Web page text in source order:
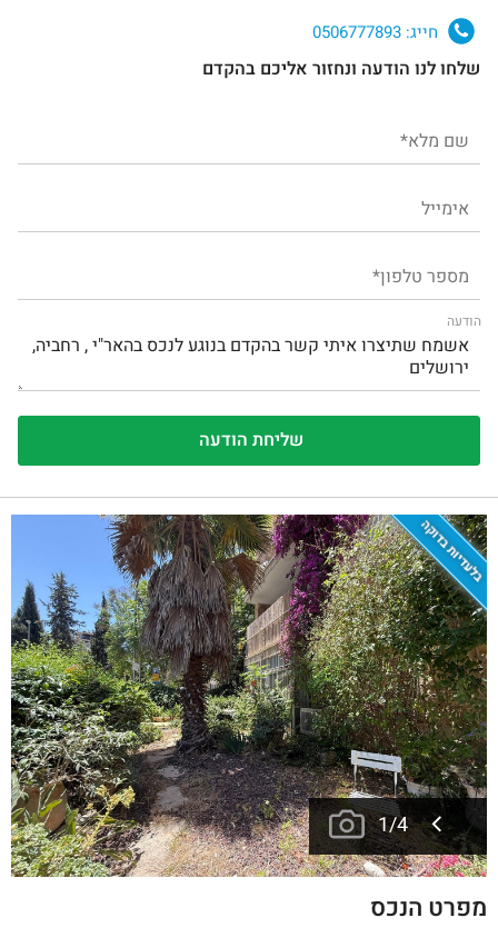
חייג:
שלחו לנו הודעה ונחזור אליכם בהקדם
הודעה
בלעדיות בדוקה
1/4
מפרט הנכס